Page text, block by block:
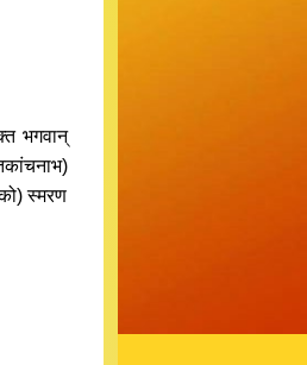
भगवान्
स्मरण